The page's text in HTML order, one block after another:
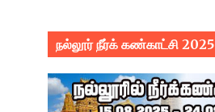
நல்லூர் நீர்க் கண்காட்சி 2025